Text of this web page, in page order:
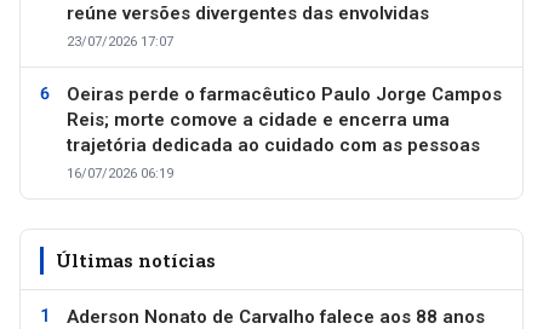
reúne versões divergentes das envolvidas
23/07/2026 17:07
Oeiras perde o farmacêutico Paulo Jorge Campos
Reis; morte comove a cidade e encerra uma
trajetória dedicada ao cuidado com as pessoas
16/07/2026 06:19
Últimas notícias
Aderson Nonato de Carvalho falece aos 88 anos